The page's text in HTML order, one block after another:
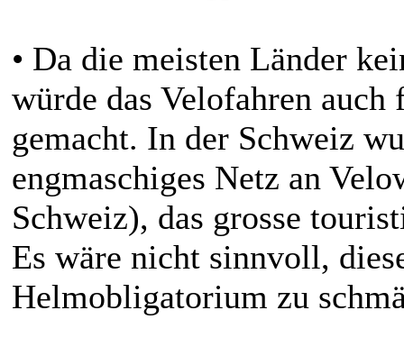
• Da die meisten Länder
würde das Velofahren
gemacht. In der Schweiz
engmaschiges Netz an
Schweiz), das grosse
Es wäre nicht sinnvoll,
Helmobligatorium zu